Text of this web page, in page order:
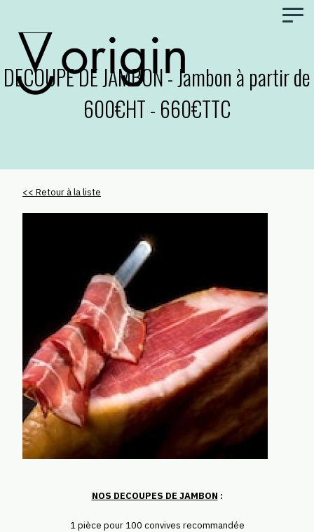
DECOUPE DE JAMBON - Jambon à partir de
600€HT - 660€TTC
<< Retour à la liste
NOS DECOUPES DE JAMBON :
1 pièce pour 100 convives recommandée